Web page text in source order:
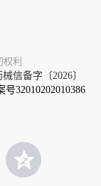
利
信备字〔2026〕
32010202010386